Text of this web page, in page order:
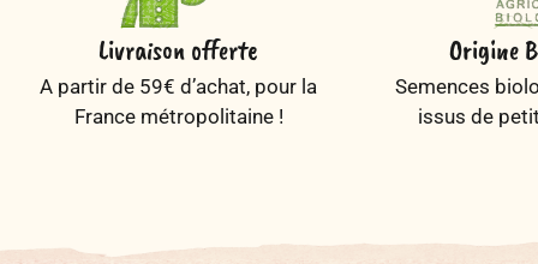
Livraison offerte
A partir de 59€ d’achat, pour la
France métropolitaine !
Origine
Semences
issus de